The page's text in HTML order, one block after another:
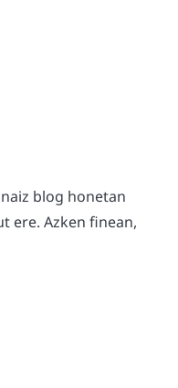
blog honetan
ere. Azken finean,